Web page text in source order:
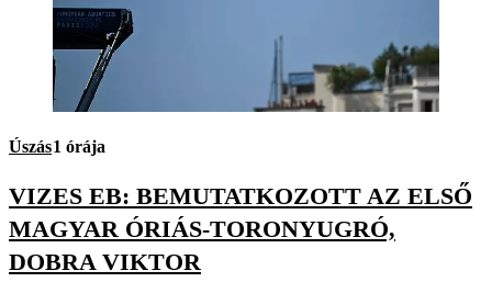
Úszás1 órája
VIZES EB: BEMUTATKOZOTT AZ ELSŐ
MAGYAR ÓRIÁS-TORONYUGRÓ,
DOBRA VIKTOR